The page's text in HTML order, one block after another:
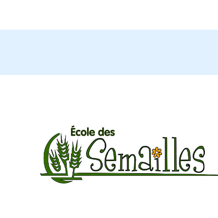
Rapport annuel du CÉ 2022-2023
OdJ Février 2024-2025
OdJ Avril 2024-2025
OdJ mai 2024-2025 ANNULÉ
ODJjuin 2025
ODJ_CE_05juin2024
ODJ_CE_16avril24
ODJ_CE_3avril24